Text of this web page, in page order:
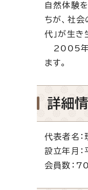
自然体験
ちが、社
代」が生
2005年3
ます。
詳細
代表者名
設立年月
会員数：